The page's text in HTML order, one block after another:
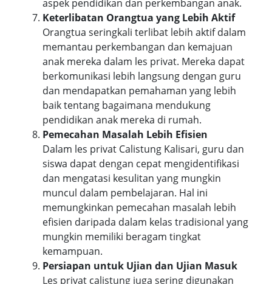
aspek pendidikan dan perkembangan anak.
Keterlibatan Orangtua yang Lebih Aktif
Orangtua seringkali terlibat lebih aktif dalam
memantau perkembangan dan kemajuan
anak mereka dalam les privat. Mereka dapat
berkomunikasi lebih langsung dengan guru
dan mendapatkan pemahaman yang lebih
baik tentang bagaimana mendukung
pendidikan anak mereka di rumah.
Pemecahan Masalah Lebih Efisien
Dalam les privat Calistung Kalisari, guru dan
siswa dapat dengan cepat mengidentifikasi
dan mengatasi kesulitan yang mungkin
muncul dalam pembelajaran. Hal ini
memungkinkan pemecahan masalah lebih
efisien daripada dalam kelas tradisional yang
mungkin memiliki beragam tingkat
kemampuan.
Persiapan untuk Ujian dan Ujian Masuk
Les privat calistung juga sering digunakan